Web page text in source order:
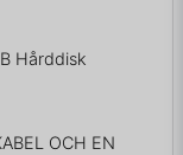
Hårddisk
OCH EN